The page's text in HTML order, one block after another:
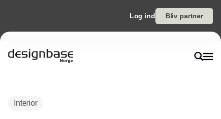
Log ind Bliv partner
Interior